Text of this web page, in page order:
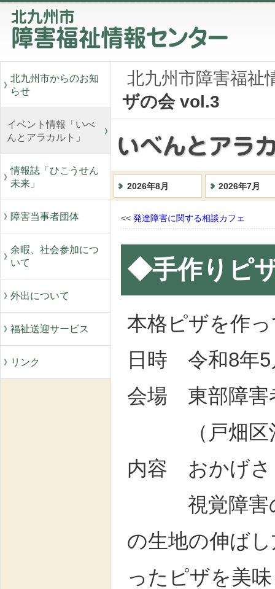
北九州市からのお知
らせ
イベント情報「いべ
んとアラカルト」
情報誌「ひこうせん
未来」
障害当事者団体
余暇、社会参加につ
いて
外出について
福祉送迎サービス
リンク
北九州市障害福祉
ザの会 vol.3
2026年8月 2026年7月
<< 発達障害に関する相談カフェ
◆手作り
本格ピザを作
日時 令和8年
会場 東部障
（戸畑区汐
内容 おかげ
視覚障害の
の生地の伸ば
ったピザを美